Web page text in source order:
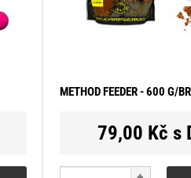
METHOD FEEDER - 600 G/
79,00 Kč s